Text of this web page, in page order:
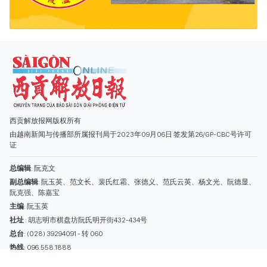
由越南新闻与传播部所属报刊局于2023年09月06日 签发第26/GP-CBC号许可
证
副总编辑: 阮玉英、范文长、裴氏红霜、张德义、范氏云英、杨文光、阮德显、
阮克强、陈嘉宝
主编: 阮玉英
社址: 胡志明市棋盘坊阮氏明开街432-434号
总台: (028) 39294091 - 转 060
热线: 096.558.1888
编辑部: (028) 39294092 - 转 060
电子信箱
广告部
(028) 38334185
quangcaohoavan09@gmail.com;